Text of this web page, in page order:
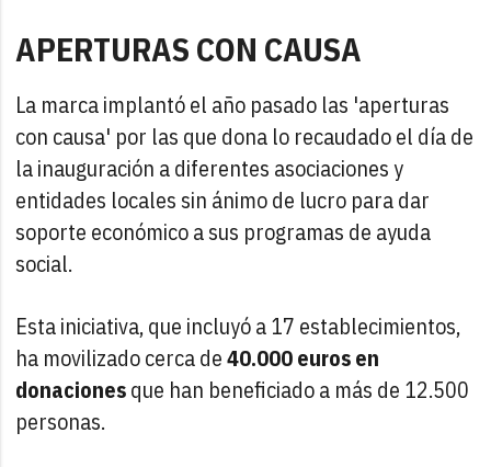
APERTURAS CON CAUSA
La marca implantó el año pasado las 'aperturas
con causa' por las que dona lo recaudado el día de
la inauguración a diferentes asociaciones y
entidades locales sin ánimo de lucro para dar
soporte económico a sus programas de ayuda
social.
Esta iniciativa, que incluyó a 17 establecimientos,
ha movilizado cerca de40.000 euros en
donacionesque han beneficiado a más de 12.500
personas.